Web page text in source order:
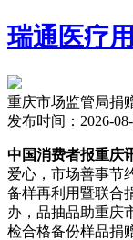
瑞通医疗
重庆市场监管局捐
发布时间：2026-
中国消费者报重庆
爱心，市场善事节
备样再利用暨联合
办，品抽品助重庆
检合格备份样品捐